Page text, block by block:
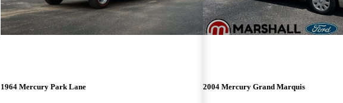
1964 Mercury Park Lane 2004 Mercury Grand Marquis